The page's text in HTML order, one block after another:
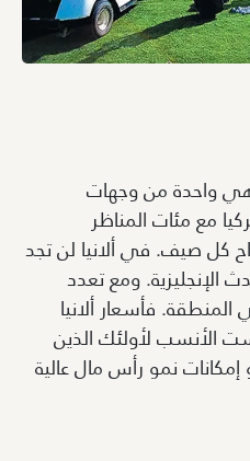
واحدة من وجهات
مع مئات المناظر
كل صيف. في ألانيا لن تجد
ومع تعدد
فأسعار ألانيا
الأنسب لأولئك الذين
نمو رأس مال عالية